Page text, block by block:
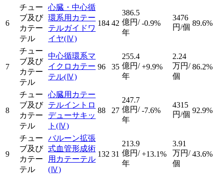
6
チュー
ブ及び
カテー
テル
心臓・中心循
環系用カテー
テルガイドワ
イヤ(Ⅳ)
184 42
386.5
億円/
年
-0.9%
3476
円/個 89.6%
7
チュー
ブ及び
カテー
テル
中心循環系マ
イクロカテー
テル(Ⅳ)
96 35
255.4
億円/
年
+9.9%
2.24
万円/
個
86.2%
8
チュー
ブ及び
カテー
テル
心臓用カテー
テルイントロ
デューサキッ
ト (Ⅳ)
88 27
247.7
億円/
年
-7.6%
4315
円/個 92.9%
9
チュー
ブ及び
カテー
テル
バルーン拡張
式血管形成術
用カテーテル
(Ⅳ)
132 31
213.9
億円/
年
+13.1%
3.91
万円/
個
43.6%